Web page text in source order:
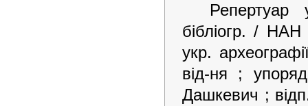
Репертуар
бібліогр. /
укр.
від-ня ;
Дашкевич ;